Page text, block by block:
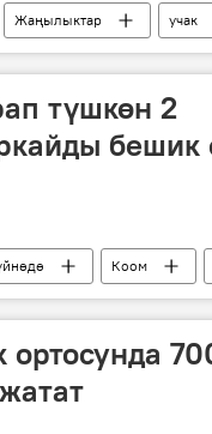
Жаңылыктар учак
түшкөн 2
бешик
Коом